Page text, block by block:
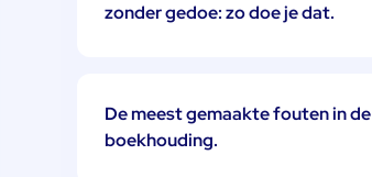
zonder gedoe: zo doe je dat.
De meest gemaakte fouten in de
boekhouding.